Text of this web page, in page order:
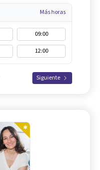
Más horas
09:00
12:00
Siguiente